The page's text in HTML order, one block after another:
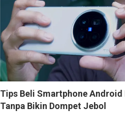
Tips Beli Smartphone Android
Tanpa Bikin Dompet Jebol